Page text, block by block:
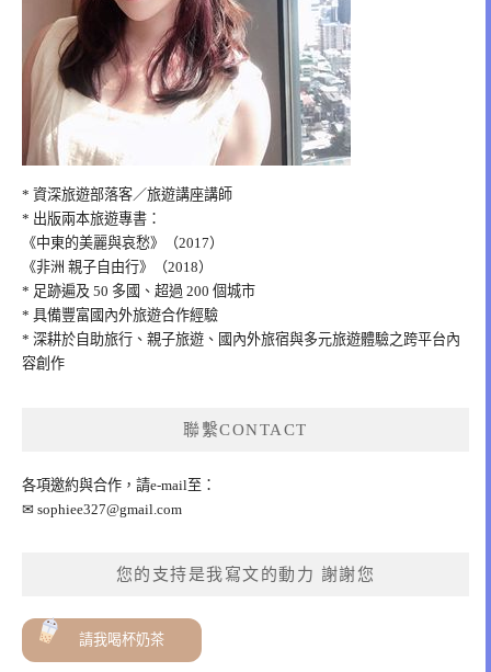
* 資深旅遊部落客／旅遊講座講師
* 出版兩本旅遊專書：
《中東的美麗與哀愁》（2017）
《非洲 親子自由行》（2018）
* 足跡遍及 50 多國、超過 200 個城市
* 具備豐富國內外旅遊合作經驗
* 深耕於自助旅行、親子旅遊、國內外旅宿與多元旅遊體驗之跨平台內
容創作
聯繫CONTACT
各項邀約與合作，請e-mail至：
✉ sophiee327@gmail.com
您的支持是我寫文的動力 謝謝您
請我喝杯奶茶